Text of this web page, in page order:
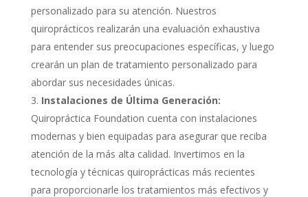
personalizado para su atención. Nuestros
quiroprácticos realizarán una evaluación exhaustiva
para entender sus preocupaciones específicas, y luego
crearán un plan de tratamiento personalizado para
abordar sus necesidades únicas.
Instalaciones de Última Generación:
Quiropráctica Foundation cuenta con instalaciones
modernas y bien equipadas para asegurar que reciba
atención de la más alta calidad. Invertimos en la
tecnología y técnicas quiroprácticas más recientes
para proporcionarle los tratamientos más efectivos y